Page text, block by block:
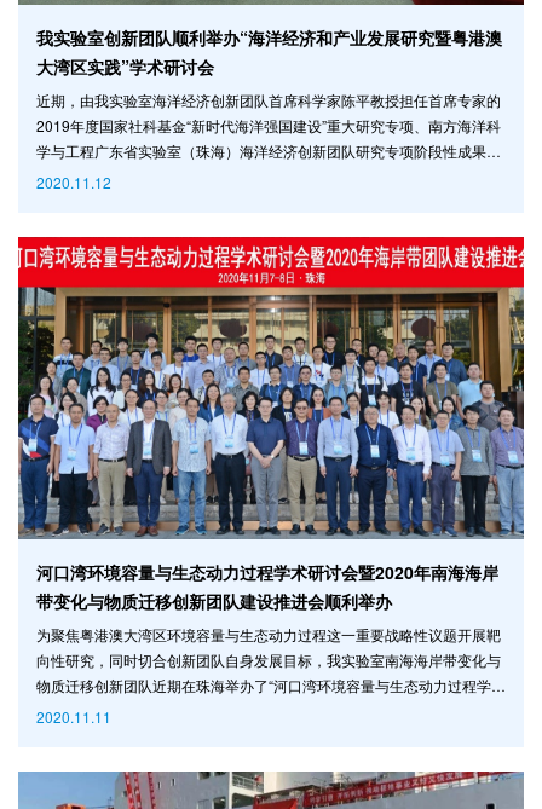
我实验室创新团队顺利举办“海洋经济和产业发展研究暨粤港澳
大湾区实践”学术研讨会
近期，由我实验室海洋经济创新团队首席科学家陈平教授担任首席专家的
2019年度国家社科基金“新时代海洋强国建设”重大研究专项、南方海洋科
学与工程广东省实验室（珠海）海洋经济创新团队研究专项阶段性成果交
流会——“海洋经济和产业发展研究暨粤港澳大湾区实践”学术研讨会在广
就“我国产业发展的双循环格局”进
2020.11.12
河口湾环境容量与生态动力过程学术研讨会暨2020年南海海岸
带变化与物质迁移创新团队建设推进会顺利举办
为聚焦粤港澳大湾区环境容量与生态动力过程这一重要战略性议题开展靶
向性研究，同时切合创新团队自身发展目标，我实验室南海海岸带变化与
物质迁移创新团队近期在珠海举办了“河口湾环境容量与生态动力过程学术
研讨会暨2020年南海海岸带变化与物质迁移创新团队建设推进会”。我实
专家出席。会议采用线上和线下两种方式，来自国（境）
2020.11.11